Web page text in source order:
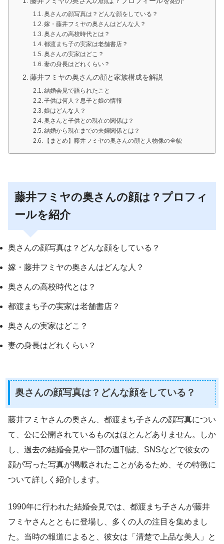
奥さんの顔写真は？どんな顔をしている？
嫁・藤井フミヤの奥さんはどんな人？
奥さんの高校時代とは？
都渡まち子の実家は老舗書店？
奥さんの実家はどこ？
妻の身長はどれくらい？
藤井フミヤの奥さんの顔と家族構成を解説
結婚会見で語られたこと
子供は何人？息子と娘の情報
娘はどんな人？
奥さんと子供との現在の関係は？
結婚から現在までの夫婦関係とは？
【まとめ】藤井フミヤの奥さんの顔と人物像の全貌
藤井フミヤの奥さんの顔は？プロフィ
ールを紹介
奥さんの顔写真は？どんな顔をしている？
嫁・藤井フミヤの奥さんはどんな人？
奥さんの高校時代とは？
都渡まち子の実家は老舗書店？
奥さんの実家はどこ？
妻の身長はどれくらい？
奥さんの顔写真は？どんな顔をしている？
藤井フミヤさんの奥さん、都渡まち子さんの顔写真につい
て、公に公開されているものはほとんどありません。しか
し、過去の結婚会見や一部の週刊誌、SNSなどで彼女の
顔が写った写真が掲載されたことがあるため、その特徴に
ついて詳しく紹介します。
1990年に行われた結婚会見では、都渡まち子さんが藤井
フミヤさんとともに登場し、多くの人の注目を集めまし
た。当時の報道によると、彼女は「清楚で上品な美人」と